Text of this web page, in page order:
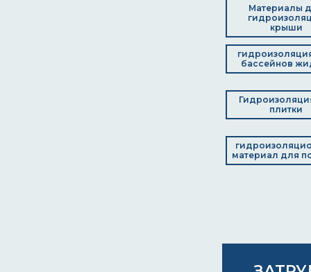
Материалы
крыши
бассейнов
плитки
материал для